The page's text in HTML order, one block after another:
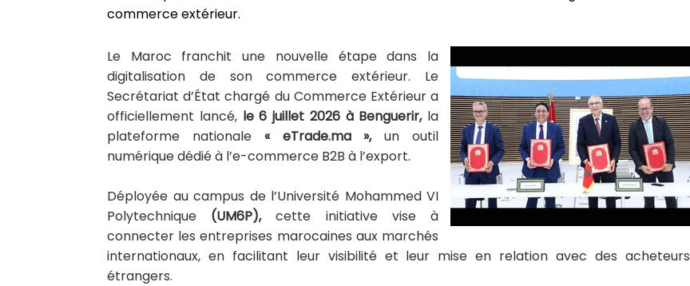
commerce extérieur.
Le Maroc franchit une nouvelle étape dans la
digitalisation de son commerce extérieur. Le
Secrétariat d’État chargé du Commerce Extérieur a
officiellement lancé, le 6 juillet 2026 à Benguerir, la
plateforme nationale« eTrade.ma »,un outil
numérique dédié à l’e-commerce B2B à l’export.
Déployée au campus de l’Université Mohammed VI
Polytechnique (UM6P),cette initiative vise à
connecter les entreprises marocaines aux marchés
internationaux, en facilitant leur visibilité et leur mise en relation avec des acheteurs
étrangers.